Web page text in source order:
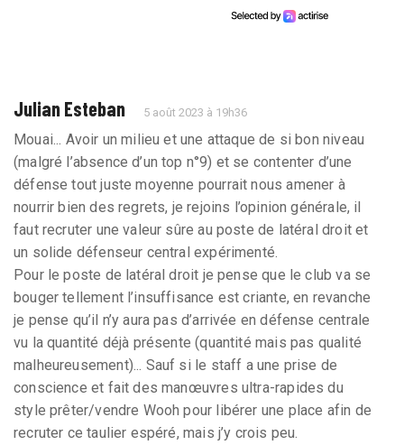
Julian Esteban 5 août 2023 à 19h36
Mouai... Avoir un milieu et une attaque de si bon niveau
(malgré l’absence d’un top n°9) et se contenter d’une
défense tout juste moyenne pourrait nous amener à
nourrir bien des regrets, je rejoins l’opinion générale, il
faut recruter une valeur sûre au poste de latéral droit et
un solide défenseur central expérimenté.
Pour le poste de latéral droit je pense que le club va se
bouger tellement l’insuffisance est criante, en revanche
je pense qu’il n’y aura pas d’arrivée en défense centrale
vu la quantité déjà présente (quantité mais pas qualité
malheureusement)... Sauf si le staff a une prise de
conscience et fait des manœuvres ultra-rapides du
style prêter/vendre Wooh pour libérer une place afin de
recruter ce taulier espéré, mais j’y crois peu.